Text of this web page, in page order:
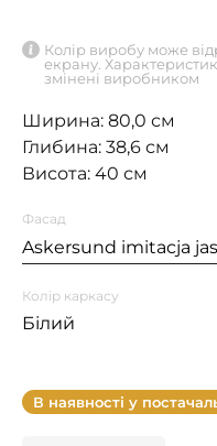
Колір виробу може
екрану.
змінені виробником
Ширина: 80,0 см
Глибина: 38,6 см
Висота: 40 см
Фасад
Askersund imitacja
Колір каркасу
Білий
В наявності у